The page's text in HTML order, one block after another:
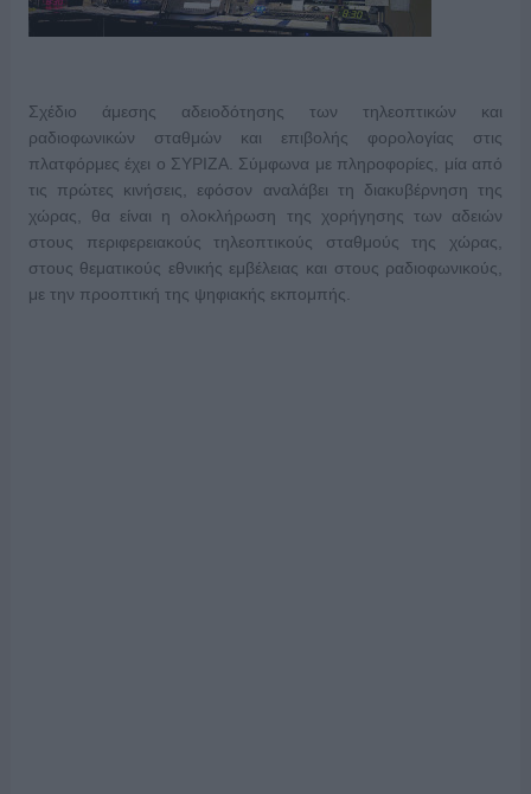
Σχέδιο άμεσης αδειοδότησης των τηλεοπτικών και
ραδιοφωνικών σταθμών και επιβολής φορολογίας στις
πλατφόρμες έχει ο ΣΥΡΙΖΑ. Σύμφωνα με πληροφορίες, μία από
τις πρώτες κινήσεις, εφόσον αναλάβει τη διακυβέρνηση της
χώρας, θα είναι η ολοκλήρωση της χορήγησης των αδειών
στους περιφερειακούς τηλεοπτικούς σταθμούς της χώρας,
στους θεματικούς εθνικής εμβέλειας και στους ραδιοφωνικούς,
με την προοπτική της ψηφιακής εκπομπής.